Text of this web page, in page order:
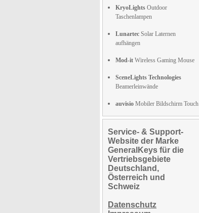
KryoLights Outdoor
Taschenlampen
Lunartec Solar Laternen
aufhängen
Mod-it Wireless Gaming Mouse
SceneLights Technologies
Beamerleinwände
auvisio Mobiler Bildschirm Touch
Service- & Support-
Website der Marke
GeneralKeys für die
Vertriebsgebiete
Deutschland,
Österreich und
Schweiz
Datenschutz